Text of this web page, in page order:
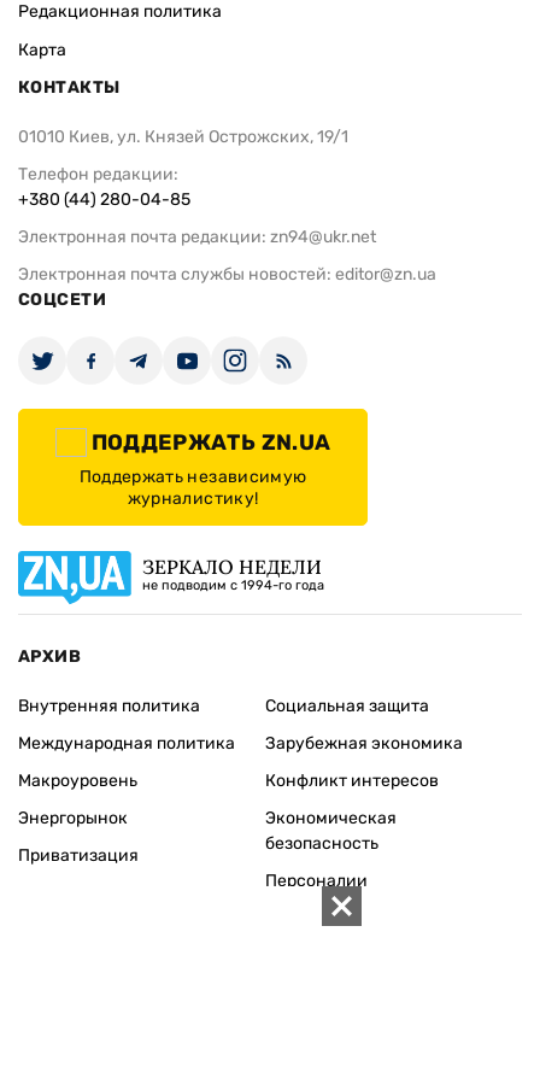
Редакционная политика
Карта
КОНТАКТЫ
01010 Киев, ул. Князей Острожских, 19/1
Телефон редакции:
+380 (44) 280-04-85
Электронная почта редакции: zn94@ukr.net
Электронная почта службы новостей: editor@zn.ua
СОЦСЕТИ
ПОДДЕРЖАТЬ ZN.UA
Поддержать независимую
журналистику!
ЗЕРКАЛО НЕДЕЛИ
не подводим с 1994-го года
АРХИВ
Внутренняя политика
Международная политика
Макроуровень
Энергорынок
Приватизация
Социальная защита
Зарубежная экономика
Конфликт интересов
Экономическая
безопасность
Персоналии
История